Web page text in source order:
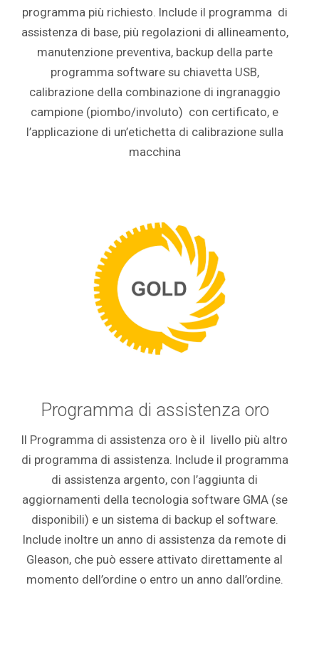
programma più richiesto. Include il programma di
assistenza di base, più regolazioni di allineamento,
manutenzione preventiva, backup della parte
programma software su chiavetta USB,
calibrazione della combinazione di ingranaggio
campione (piombo/involuto) con certificato, e
l’applicazione di un’etichetta di calibrazione sulla
macchina
Programma di assistenza oro
Il Programma di assistenza oro è il livello più altro
di programma di assistenza. Include il programma
di assistenza argento, con l’aggiunta di
aggiornamenti della tecnologia software GMA (se
disponibili) e un sistema di backup el software.
Include inoltre un anno di assistenza da remote di
Gleason, che può essere attivato direttamente al
momento dell’ordine o entro un anno dall’ordine.